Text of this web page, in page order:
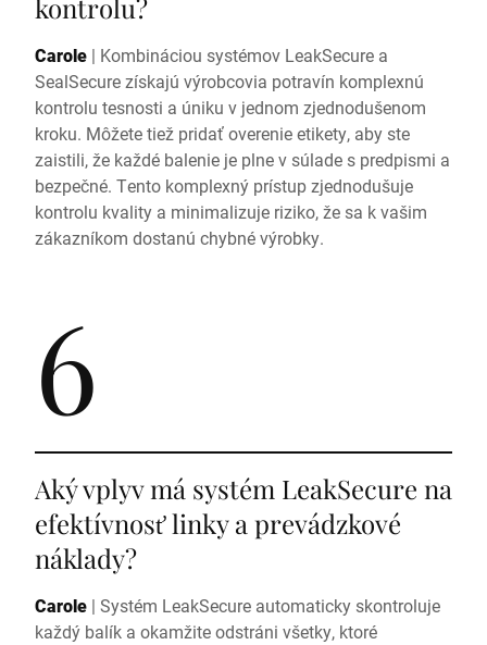
kontrolu?
Carole | Kombináciou systémov LeakSecure a
SealSecure získajú výrobcovia potravín komplexnú
kontrolu tesnosti a úniku v jednom zjednodušenom
kroku. Môžete tiež pridať overenie etikety, aby ste
zaistili, že každé balenie je plne v súlade s predpismi a
bezpečné. Tento komplexný prístup zjednodušuje
kontrolu kvality a minimalizuje riziko, že sa k vašim
zákazníkom dostanú chybné výrobky.
6
Aký vplyv má systém LeakSecure na
efektívnosť linky a prevádzkové
náklady?
Carole | Systém LeakSecure automaticky skontroluje
každý balík a okamžite odstráni všetky, ktoré